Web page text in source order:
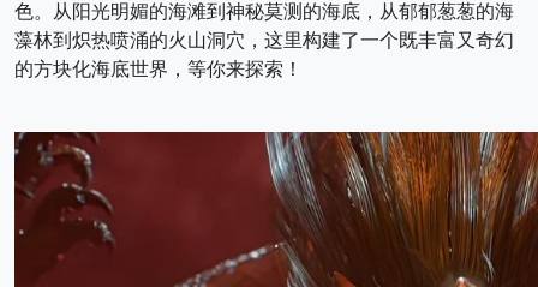
色。从阳光明媚的海滩到神秘莫测的海底，从郁郁葱葱的海
藻林到炽热喷涌的火山洞穴，这里构建了一个既丰富又奇幻
的方块化海底世界，等你来探索！